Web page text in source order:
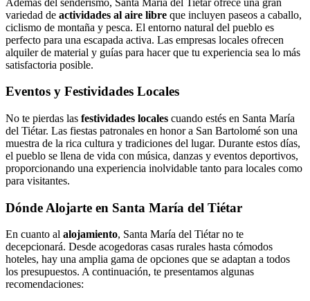
variedad de actividades al aire libre que incluyen paseos a caballo,
ciclismo de montaña y pesca. El entorno natural del pueblo es
perfecto para una escapada activa. Las empresas locales ofrecen
alquiler de material y guías para hacer que tu experiencia sea lo más
satisfactoria posible.
Eventos y Festividades Locales
No te pierdas las festividades locales cuando estés en Santa María
del Tiétar. Las fiestas patronales en honor a San Bartolomé son una
muestra de la rica cultura y tradiciones del lugar. Durante estos días,
el pueblo se llena de vida con música, danzas y eventos deportivos,
proporcionando una experiencia inolvidable tanto para locales como
para visitantes.
Dónde Alojarte en Santa María del Tiétar
En cuanto al alojamiento, Santa María del Tiétar no te
decepcionará. Desde acogedoras casas rurales hasta cómodos
hoteles, hay una amplia gama de opciones que se adaptan a todos
los presupuestos. A continuación, te presentamos algunas
recomendaciones: